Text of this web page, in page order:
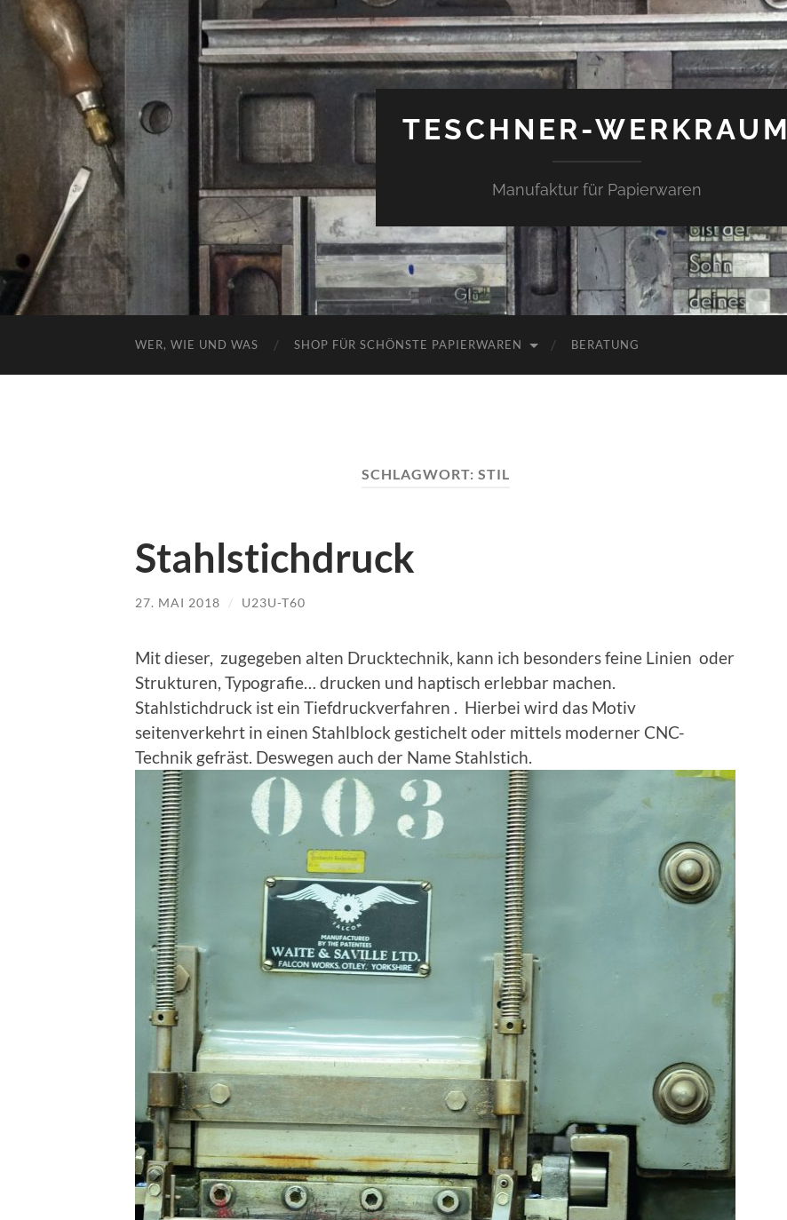
TESCHNER-WERKRAUM
Manufaktur für Papierwaren
WER, WIE UND WAS SHOP FÜR SCHÖNSTE PAPIERWAREN BERATUNG
SCHLAGWORT: STIL
Stahlstichdruck
27. MAI 2018 / U23U-T60
Mit dieser, zugegeben alten Drucktechnik, kann ich besonders feine Linien oder
Strukturen, Typografie… drucken und haptisch erlebbar machen.
Stahlstichdruck ist ein Tiefdruckverfahren . Hierbei wird das Motiv
seitenverkehrt in einen Stahlblock gestichelt oder mittels moderner CNC-
Technik gefräst. Deswegen auch der Name Stahlstich.